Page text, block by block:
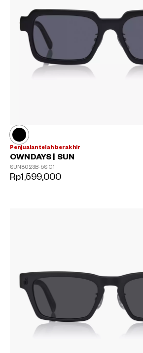
Penjualan telah berakhir
OWNDAYS | SUN
SUN8023B-5S C1
Rp1,599,000